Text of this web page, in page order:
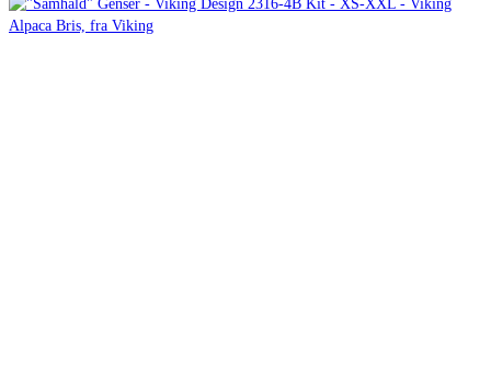
var:
er: